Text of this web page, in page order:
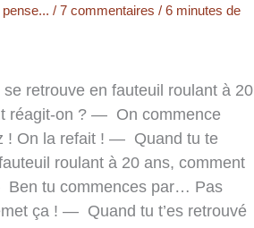
pense... / 7 commentaires / 6 minutes de
retrouve en fauteuil roulant à 20
réagit-on ? — On commence
! On la refait ! — Quand tu te
roulant à 20 ans, comment
tu commences par… Pas
ça ! — Quand tu t’es retrouvé